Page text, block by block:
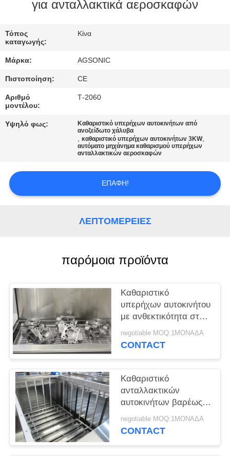
ΕΡΓΟΣΤΑΣΊΩΝ
ΠΟΙΟΤΙΚΌΣ
ΈΛΕΓΧΟΣ
ΜΑΣ
ΕΛΆΤΕ
ΣΕ
ΕΙΔΉΣΕΙΣ
ΑΠΌΣΠΑΣΜΑ
SITEMAP
PRIVACY
POLICY
για ανταλλακτικά αεροσκαφών
Τόπος
καταγωγής:
Κίνα
Μάρκα: AGSONIC
Πιστοποίηση: CE
Αριθμό
μοντέλου:
Τ-2060
Υψηλό φως:
Καθαριστικό υπερήχων αυτοκινήτων από
ανοξείδωτο χάλυβα
,καθαριστικό υπερήχων αυτοκινήτων 3KW,
αυτόματο μηχάνημα καθαρισμού υπερήχων
ανταλλακτικών αεροσκαφών
ΕΠΑΦΉ!
ΛΕΠΤΟΜΈΡΕΙΕΣ
παρόμοια προϊόντα
Καθαριστικό
υπερήχων αυτοκινήτου
με ανθεκτικότητα στη
σκουριά που
αφαιρεί υψηλά
negotiable MOQ:1ΜΟΝΑΔΑ
CONTACT
Καθαριστικό
ανταλλακτικών
αυτοκινήτων βαρέως
τύπου υπερήχων
3600W φιλικό προς τα
negotiable MOQ:1ΜΟΝΑΔΑ
CONTACT